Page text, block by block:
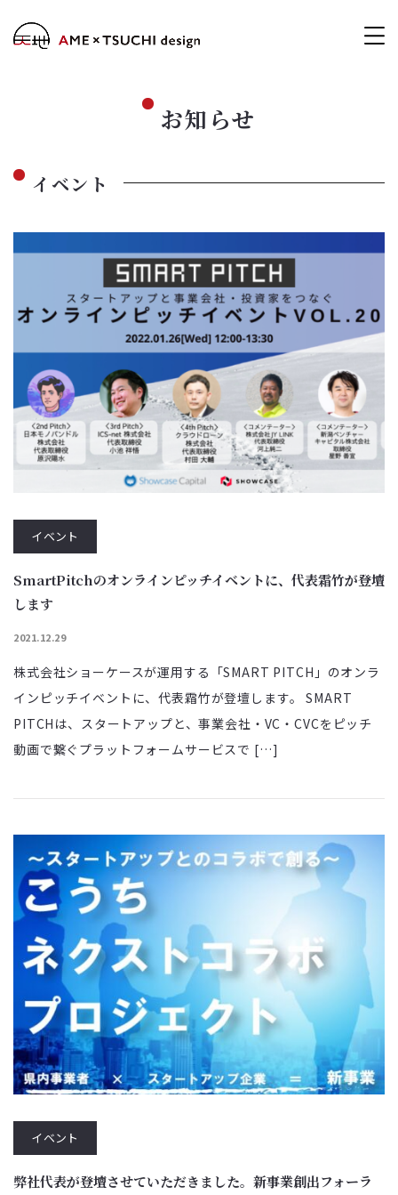
お知らせ
イベント
イベント
SmartPitchのオンラインピッチイベントに、代表霜竹が登壇
します
2021.12.29
株式会社ショーケースが運用する「SMART PITCH」のオンラ
インピッチイベントに、代表霜竹が登壇します。 SMART
PITCHは、スタートアップと、事業会社・VC・CVCをピッチ
動画で繋ぐプラットフォームサービスで […]
イベント
弊社代表が登壇させていただきました。新事業創出フォーラ